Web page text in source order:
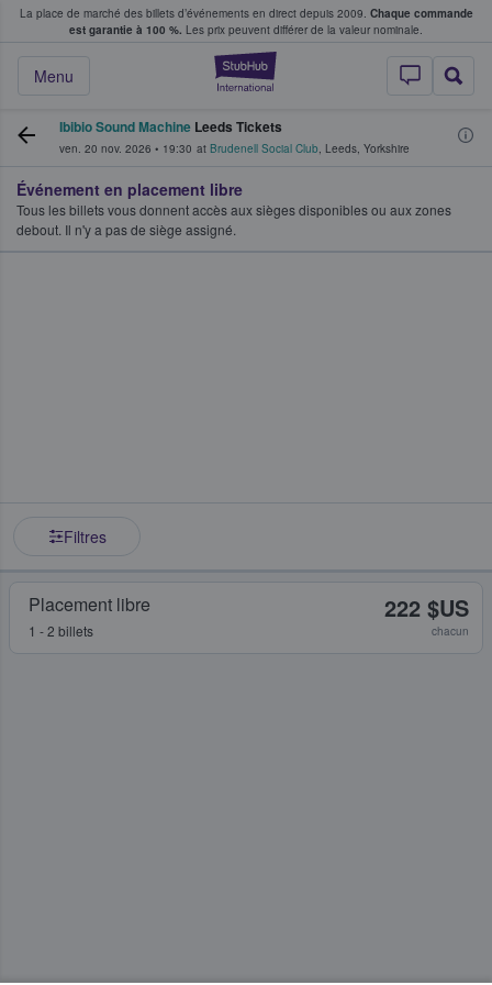
La place de marché des billets d’événements en direct depuis 2009. Chaque commande
est garantie à 100 %. Les prix peuvent différer de la valeur nominale.
StubHub - Où
Menu
fans achètent et vendent des billets
Ibibio Sound Machine Leeds Tickets
ven. 20 nov. 2026 • 19:30 at Brudenell Social Club, Leeds, Yorkshire
Événement en placement libre
Tous les billets vous donnent accès aux sièges disponibles ou aux zones
debout. Il n'y a pas de siège assigné.
Filtres
Placement libre
1 - 2 billets
222 $US
chacun